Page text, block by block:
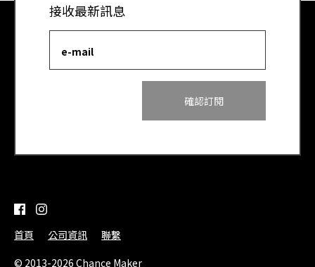
首頁 公司資訊
聯繫
© 2013-2026 Chance Maker
接收最新訊息
e-mail